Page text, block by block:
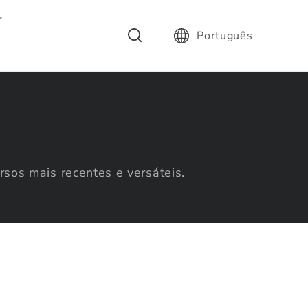
Português
mais recentes e versáteis.